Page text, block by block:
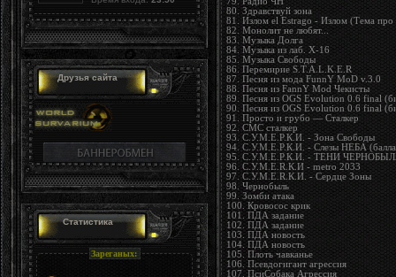
Друзья сайта
Статистика
Зареганых:
80. Здравствуй зона
81. Излом el Estrago - Излом (Тема
82. Монолит не любят...
83. Музыка Долга
84. Музыка из лаб. Х-16
85. Музыка Свободы
86. Перемирие S.T.A.L.K.E.R
87. Песня из мода FunnY MoD v.3.0
88. Песня из FannY Mod Чекисты
89. Песня из OGS Evolution 0.6 final
90. Песня из OGS Evolution 0.6 final
91. Просто и грубо — Сталкер
92. СМС сталкер
93. С.У.М.Е.Р.К.И. - Зона Свободы
94. С.У.М.Е.Р.К.И. - Слезы НЕБА
95. С.У.М.Е.Р.К.И. - ТЕНИ
96. С.У.М.Е.R.К.И - metro 2033
97. С.У.М.Е.R.К.И. - Сердце Зоны
98. Чернобыль
99. Зомби атака
100. Кровосос крик
101. ПДА задание
102. ПДА задание
103. ПДА новость
104. ПДА новость
105. Плоть чавканье
106. Псевдогигант агрессия
107. ПсиСобака Агрессия